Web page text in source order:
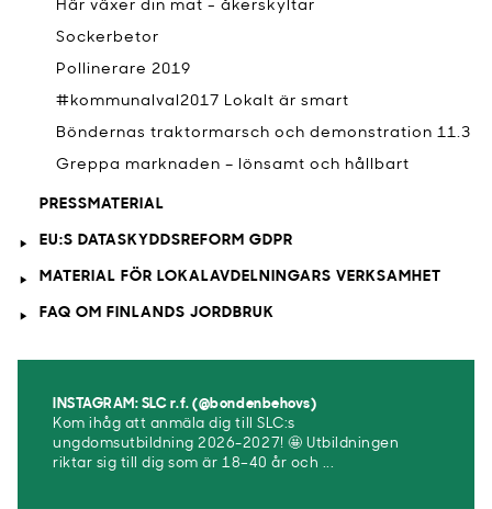
Här växer din mat - åkerskyltar
Sockerbetor
Pollinerare 2019
#kommunalval2017 Lokalt är smart
Böndernas traktormarsch och demonstration 11.3
Greppa marknaden – lönsamt och hållbart
PRESSMATERIAL
EU:S DATASKYDDSREFORM GDPR
MATERIAL FÖR LOKALAVDELNINGARS VERKSAMHET
FAQ OM FINLANDS JORDBRUK
INSTAGRAM: SLC r.f. (@bondenbehovs)
Kom ihåg att anmäla dig till SLC:s
ungdomsutbildning 2026-2027! 🤩 Utbildningen
riktar sig till dig som är 18–40 år och ...